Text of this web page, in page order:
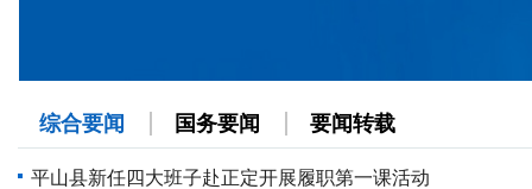
综合要闻 国务要闻 要闻转载
平山县新任四大班子赴正定开展履职第一课活动